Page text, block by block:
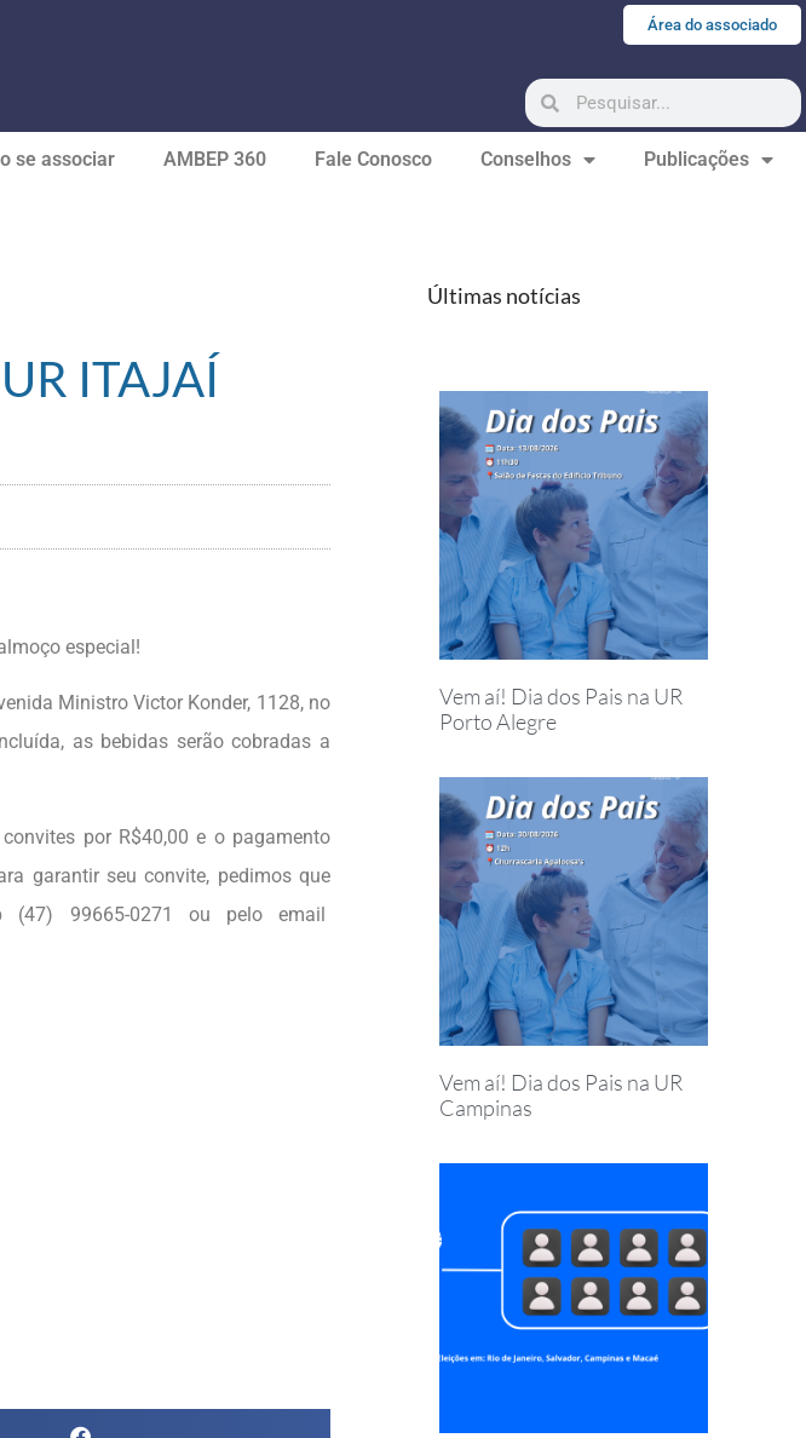
Área do associado
se associar AMBEP 360 Fale Conosco Conselhos Publicações
ITAJAÍ
especial!
Ministro Victor Konder, 1128, no
as bebidas serão cobradas a
por R$40,00 e o pagamento
garantir seu convite, pedimos que
(47) 99665-0271 ou pelo email
Últimas notícias
Vem aí! Dia dos Pais na UR
Porto Alegre
Vem aí! Dia dos Pais na UR
Campinas